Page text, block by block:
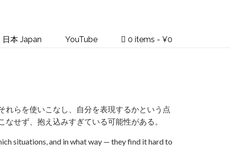
日本 Japan YouTube 0 items ¥0
れらを使いこなし、自分を表現するかという点
せず、抱え込みすぎている可能性がある。
situations, and in what way — they find it hard to